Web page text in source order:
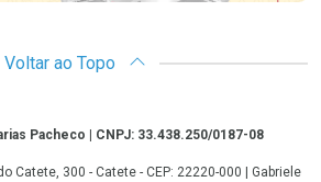
Voltar ao Topo
Pacheco | CNPJ: 33.438.250/0187-08
Catete, 300 - Catete - CEP: 22220-000 | Gabriele